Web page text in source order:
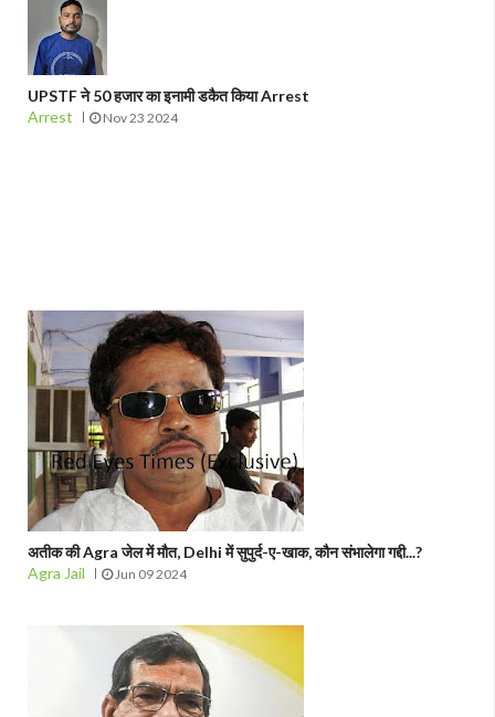
UPSTF ने 50 हजार का इनामी डकैत किया Arrest
Arrest
Nov 23 2024
अतीक की Agra जेल में मौत, Delhi में सुपुर्द-ए-खाक, कौन संभालेगा गद्दी...?
Agra Jail
Jun 09 2024